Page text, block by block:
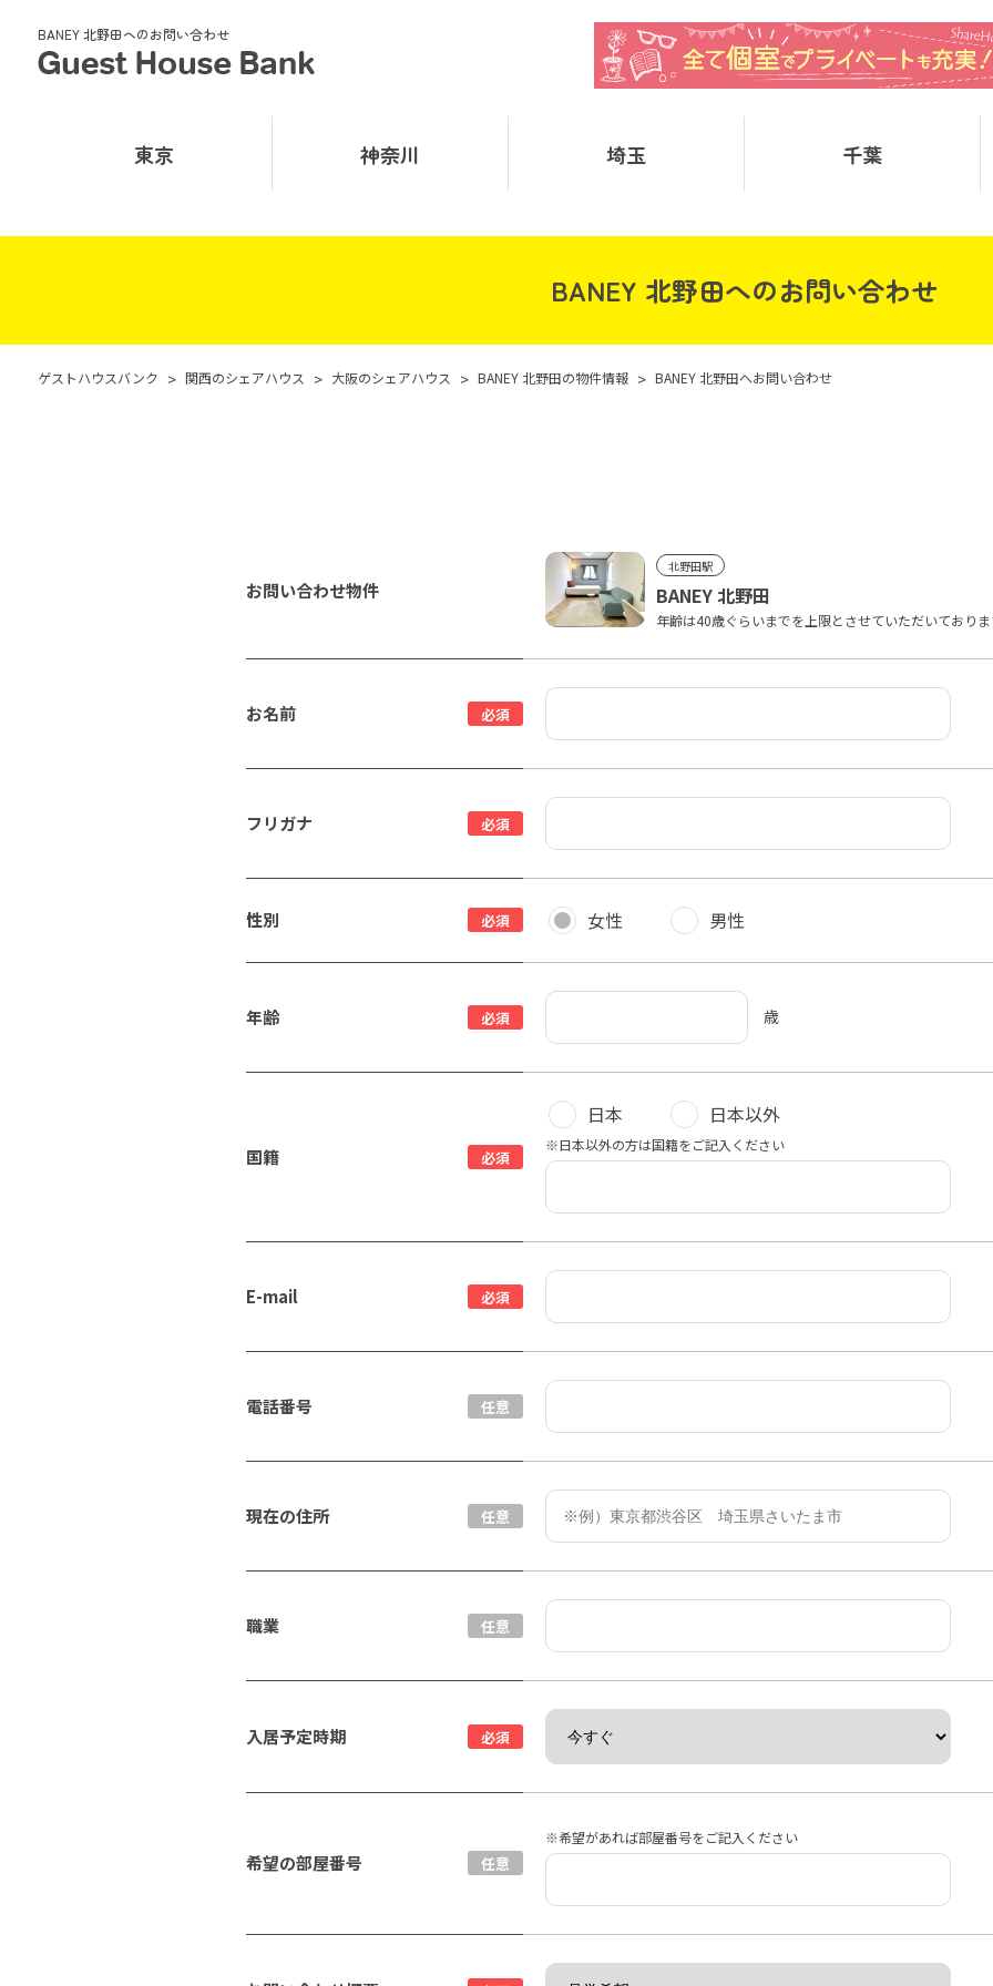
BANEY 北野田へのお問い合わせ
東京 神奈川 埼玉 千葉
BANEY 北野田へのお問い合わせ
ゲストハウスバンク > 関西のシェアハウス > 大阪のシェアハウス > BANEY 北野田の物件情報 > BANEY 北野田へお問い合わせ
お問い合わせ物件
北野田駅
BANEY 北野田
年齢は40歳ぐらいまでを上限とさせていただいておりま
お名前 必須
フリガナ 必須
性別 必須 女性 男性
年齢 必須 歳
国籍 必須
日本 日本以外
※日本以外の方は国籍をご記入ください
E-mail 必須
電話番号 任意
現在の住所 任意
職業 任意
入居予定時期 必須
希望の部屋番号 任意
※希望があれば部屋番号をご記入ください